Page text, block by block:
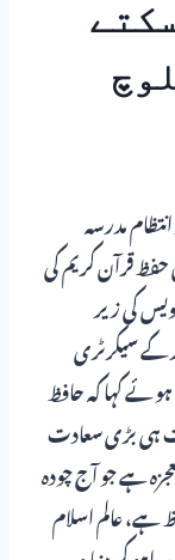
مدرسہ
حفظ قرآن کریم کی
کی زیر
کے سیکرٹری
کہا کہ حافظ
ہی بڑی سعادت
ہے جو آج چودہ
ہے، عالم اسلام